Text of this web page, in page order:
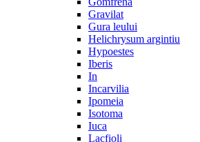
Gravilat
Gura leului
Helichrysum argintiu
Hypoestes
Iberis
In
Incarvilia
Ipomeia
Isotoma
Iuca
Lacfioli